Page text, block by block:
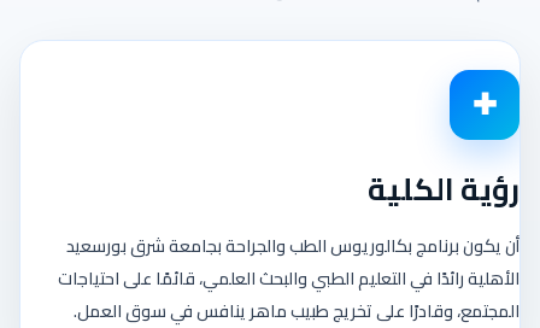
رؤية الكلية
أن يكون برنامج بكالوريوس الطب والجراحة بجامعة شرق بورسعيد
الأهلية رائدًا في التعليم الطبي والبحث العلمي، قائمًا على احتياجات
المجتمع، وقادرًا على تخريج طبيب ماهر ينافس في سوق العمل.